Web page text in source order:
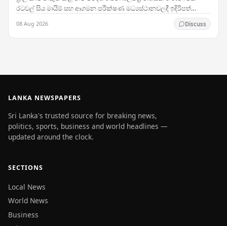
රටවල් සිය මායිම් සහ ආගමන පරීක්ෂණ මධ්‍යස්ථානවලදී ඉදිරිපත්
08 Aug 2026 Discuss
LANKA NEWSPAPERS
Sri Lanka's trusted source for breaking news,
politics, sports, business and world headlines —
updated around the clock.
SECTIONS
Local News
World News
Business